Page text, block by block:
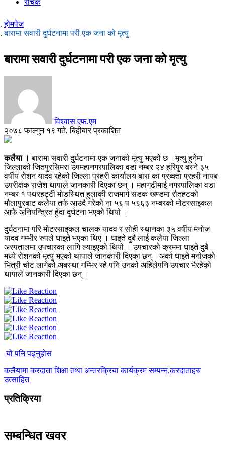
रोचक
होमपेज
बारामा सवारी दुर्घटनामा परी एक जना को मृत्यु
बारामा सवारी दुर्घटनामा परी एक जना को मृत्यु
विश्वास एफ.एम
२०७८ फाल्गुन १९ गते, बिहीबार प्रकाशित
कलैया ।बारामा सवारी दुर्घटनामा एक जनाको मृत्यु भएको छ ।मृत्यु हुनेमा
जिल्लाको जितपुरसिमरा उपमहानगरपालिका वडा नम्बर २४ हरिपुर बस्ने ३५
वर्षीय रोशन यादव रहेको जिल्ला प्रहरी कार्यालय बारा का प्रब्क्ता प्रहरी नायब
उपरीक्षक राजेश थापाले जानकारी दिएका छन् । महागढीमाई नगरपालिका वडा
नम्बर १ पथरहट्टी मोडस्थित हुलाकी राजमार्ग सडक खण्डमा रौतहटको
मौलापुरबाट कलैया तर्फ आउदै गरेको ना ५६ प ५६६३ नम्बरको मोटरसाइकल
आफै अनियन्त्रित हुँदा दुर्घटना भएको थियो ।
दुर्घटनामा परि मोटरसाइकल चालक यादव र सोही स्थानका ३५ वर्षीय मनोज
यादव गम्भीर रुपले घाइते भएका थिए । घाइते दुबै लाई कलैया जिल्ला
अस्पतालमा उपचारका लागि ल्याइएको थियो । उपचारको क्रममा घाइते दुबै
मध्ये रोशनको मृत्यु भएको थापाले जानकारी दिएका छन् ।अर्का घाइते मनोजको
भित्री चोट लागेको अबस्था गम्भिर रहे पनि उनको अहिलेपनि उपचार भैरहेको
थापाले जानकारी दिएका छन् ।
यो पनि पढ्नुहोस
कलैयामा करदाता शिक्षा तथा अन्तरक्रिया कार्यक्रम सम्पन्न,करदाताहरु
उत्साहित
प्रतिक्रिया
सम्बन्धित खवर